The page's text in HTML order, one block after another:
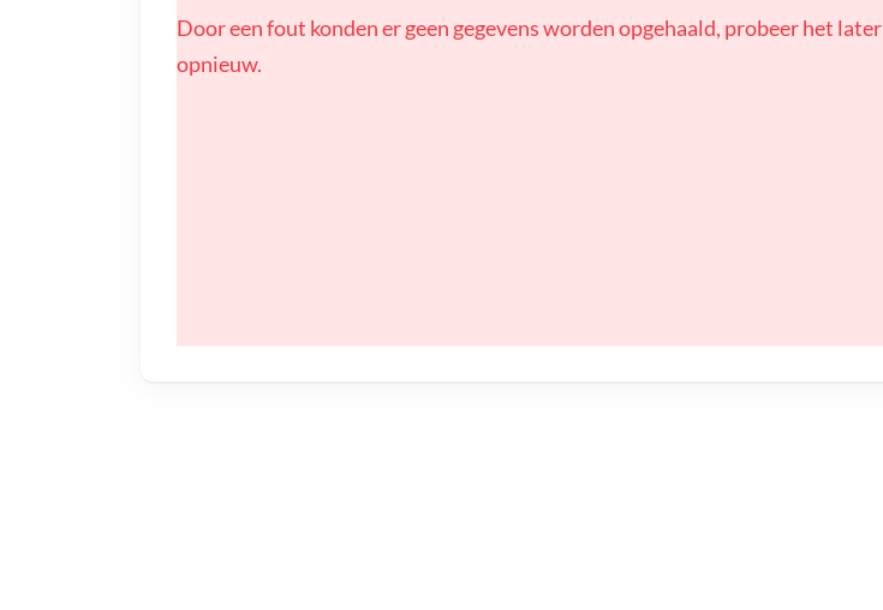
Door een fout konden er geen gegevens worden opgehaald, probeer het later
opnieuw.